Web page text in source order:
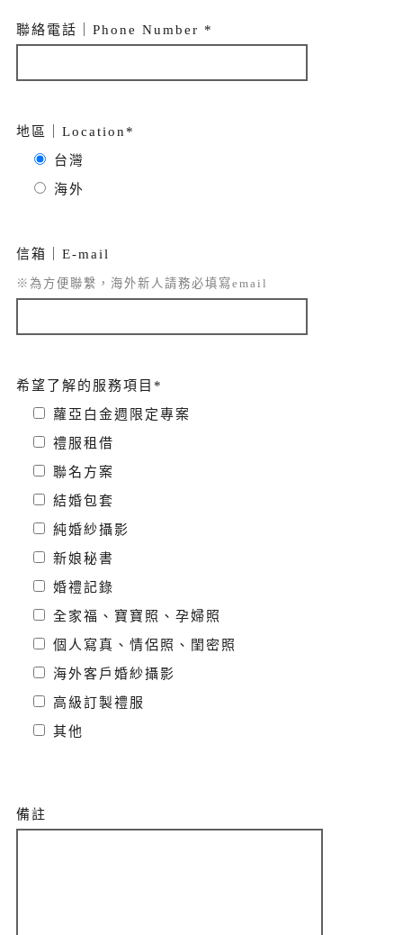
聯絡電話｜Phone Number *
地區｜Location*
台灣
海外
信箱｜E-mail
※為方便聯繫，海外新人請務必填寫email
希望了解的服務項目*
蘿亞白金週限定專案
禮服租借
聯名方案
結婚包套
純婚紗攝影
新娘秘書
婚禮記錄
全家福、寶寶照、孕婦照
個人寫真、情侶照、閨密照
海外客戶婚紗攝影
高級訂製禮服
其他
備註